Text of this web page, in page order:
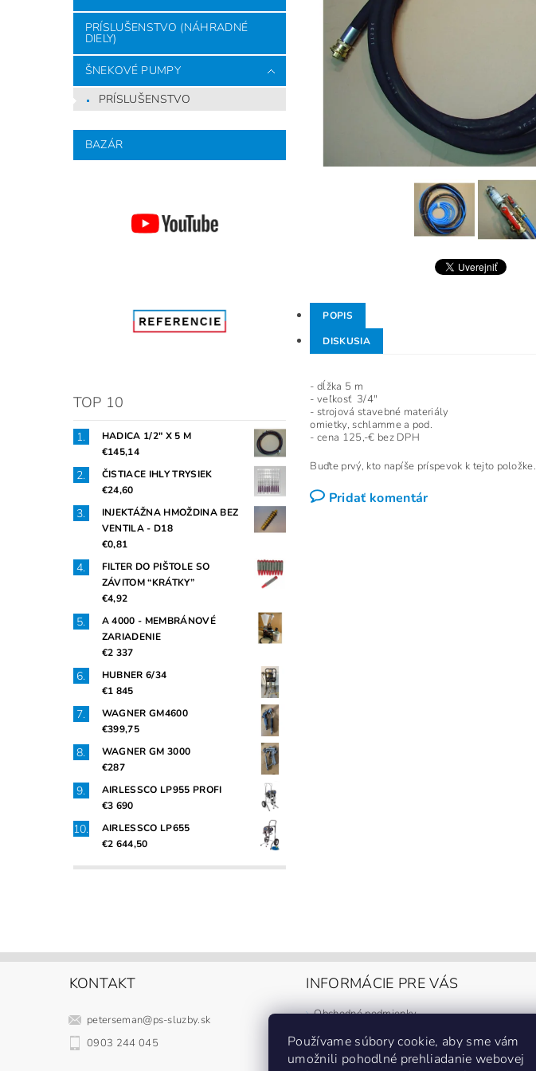
PRÍSLUŠENSTVO (NÁHRADNÉ
DIELY)
ŠNEKOVÉ PUMPY
PRÍSLUŠENSTVO
BAZÁR
TOP 10
HADICA 1/2" X 5 M
€145,14
ČISTIACE IHLY TRYSIEK
€24,60
INJEKTÁŽNA HMOŽDINA BEZ
VENTILA - D18
€0,81
FILTER DO PIŠTOLE SO
ZÁVITOM “KRÁTKY”
€4,92
A 4000 - MEMBRÁNOVÉ
ZARIADENIE
€2 337
HUBNER 6/34
€1 845
WAGNER GM4600
€399,75
WAGNER GM 3000
€287
AIRLESSCO LP955 PROFI
€3 690
AIRLESSCO LP655
€2 644,50
POPIS
DISKUSIA
- dĺžka 5 m
- veľkosť 3/4"
- strojová stavebné materiály
omietky, schlamme a pod.
- cena 125,-€ bez DPH
Buďte prvý, kto napíše príspevok k tejto položke.
Pridať komentár
KONTAKT
peterseman@ps-sluzby.sk
0903 244 045
INFORMÁCIE PRE VÁS
Obchodné podmienky
Doprava a platba
Kontakty
Používame súbory cookie, aby sme vám
umožnili pohodlné prehliadanie webovej